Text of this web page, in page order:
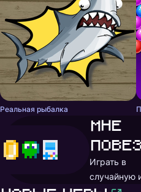
Реальная рыбалка
Мне
Играть в
случайную